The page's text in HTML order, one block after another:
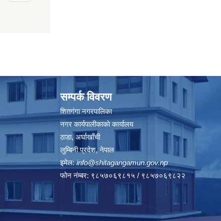
सम्पर्क विवरण
शितगंगा नगरपालिका
नगर कार्यपालीकाकाे कार्यालय
ठाडा, अर्घाखाँची
लुम्बिनी प्रदेश, नेपाल
इमेल:info@shitagangamun.gov.np
फोन नंम्बर: ९८५७०६९८१५ / ९८५७०६९८२२